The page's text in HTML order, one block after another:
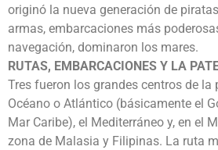
originó la nueva generación de
armas, embarcaciones más
navegación, dominaron los mares.
RUTAS, EMBARCACIONES Y LA
Tres fueron los grandes centros de la
Océano o Atlántico (básicamente el
Mar Caribe), el Mediterráneo y, en el
zona de Malasia y Filipinas. La ruta